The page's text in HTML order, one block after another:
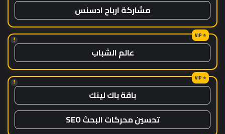
مشاركة ارباح ادسنس
!
عالم الشباب
!
باقة باك لينك
تحسين محركات البحث SEO